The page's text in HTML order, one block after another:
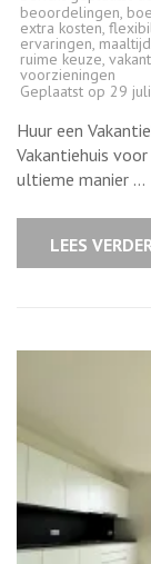
beoordelingen,
extra kosten,
ervaringen,
ruime keuze,
voorzieningen
Geplaatst op 29
Huur een
Vakantiehuis
ultieme manier …
LEES